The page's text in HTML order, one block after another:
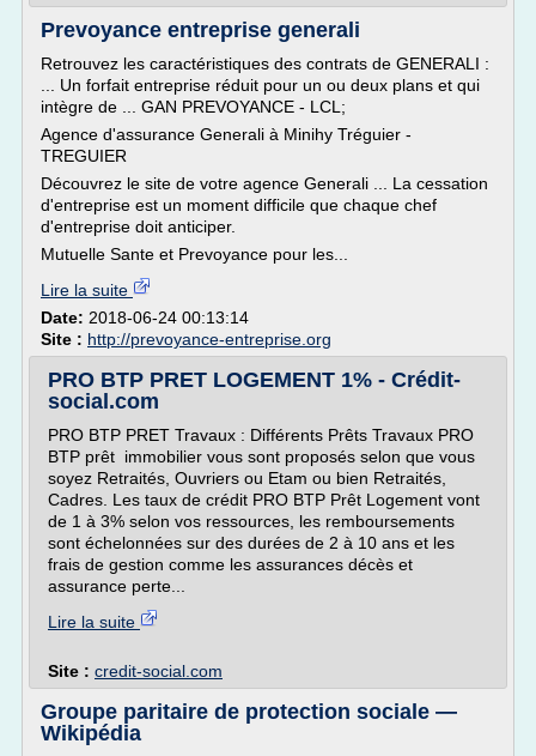
Prevoyance entreprise generali
Retrouvez les caractéristiques des contrats de GENERALI :
... Un forfait entreprise réduit pour un ou deux plans et qui
intègre de ... GAN PREVOYANCE - LCL;
Agence d'assurance Generali à Minihy Tréguier -
TREGUIER
Découvrez le site de votre agence Generali ... La cessation
d'entreprise est un moment difficile que chaque chef
d'entreprise doit anticiper.
Mutuelle Sante et Prevoyance pour les...
Lire la suite
Date: 2018-06-24 00:13:14
Site : http://prevoyance-entreprise.org
PRO BTP PRET LOGEMENT 1% - Crédit-
social.com
PRO BTP PRET Travaux : Différents Prêts Travaux PRO
BTP prêt immobilier vous sont proposés selon que vous
soyez Retraités, Ouvriers ou Etam ou bien Retraités,
Cadres. Les taux de crédit PRO BTP Prêt Logement vont
de 1 à 3% selon vos ressources, les remboursements
sont échelonnées sur des durées de 2 à 10 ans et les
frais de gestion comme les assurances décès et
assurance perte...
Lire la suite
Site : credit-social.com
Groupe paritaire de protection sociale —
Wikipédia